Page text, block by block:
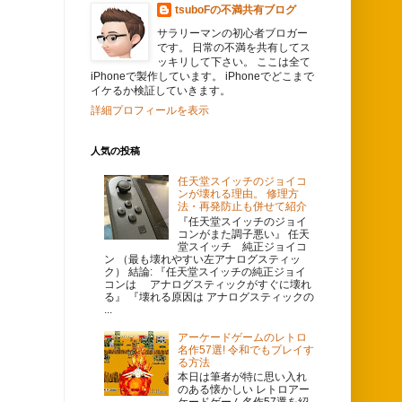
tsuboFの不満共有ブログ
サラリーマンの初心者ブロガー
です。 日常の不満を共有してス
ッキリして下さい。 ここは全て
iPhoneで製作しています。 iPhoneでどこまで
イケるか検証していきます。
詳細プロフィールを表示
人気の投稿
任天堂スイッチのジョイコ
ンが壊れる理由。 修理方
法・再発防止も併せて紹介
『任天堂スイッチのジョイ
コンがまた調子悪い』 任天
堂スイッチ 純正ジョイコ
ン （最も壊れやすい左アナログスティッ
ク） 結論: 『任天堂スイッチの純正ジョイ
コンは アナログスティックがすぐに壊れ
る』 『壊れる原因は アナログスティックの
アーケードゲームのレトロ
名作57選! 令和でもプレイす
る方法
本日は筆者が特に思い入れ
のある懐かしい レトロアー